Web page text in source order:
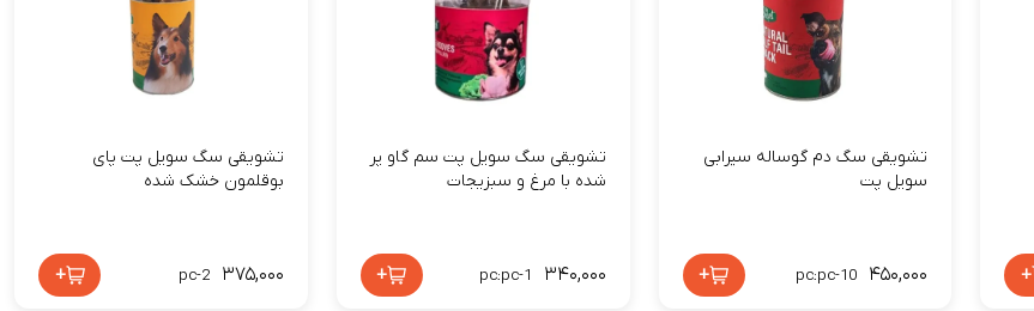
+
تشویقی سگ دم گوساله سيرابی
سویل پت
۴۵۰,۰۰۰ pc:pc-10
+
تشویقی سگ سویل پت سم گاو پر
شده با مرغ و سبزیجات
۳۴۰,۰۰۰ pc:pc-1
+
تشویقی سگ سویل پت پای
بوقلمون خشک شده
۳۷۵,۰۰۰ pc-2
+